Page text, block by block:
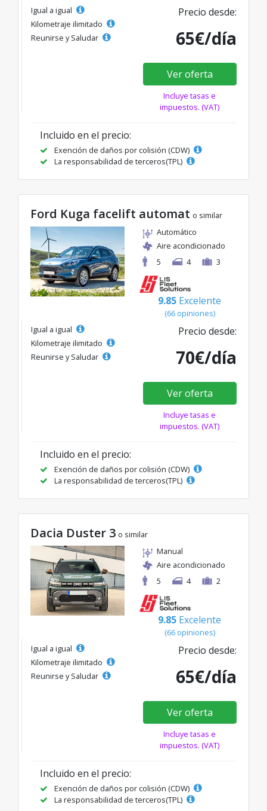
Igual a igual
Kilometraje ilimitado
Reunirse y Saludar
Precio desde:
65€/día
Ver oferta
Incluye tasas e
impuestos. (VAT)
Incluido en el precio:
Exención de daños por colisión (CDW)
La responsabilidad de terceros(TPL)
Ford Kuga facelift automat o similar
Automático
Aire acondicionado
5
4 3
9.85 Excelente
(66 opiniones)
Igual a igual
Kilometraje ilimitado
Reunirse y Saludar
Precio desde:
70€/día
Ver oferta
Incluye tasas e
impuestos. (VAT)
Incluido en el precio:
Exención de daños por colisión (CDW)
La responsabilidad de terceros(TPL)
Dacia Duster 3 o similar
Manual
Aire acondicionado
5
4 2
9.85 Excelente
(66 opiniones)
Igual a igual
Kilometraje ilimitado
Reunirse y Saludar
Precio desde:
65€/día
Ver oferta
Incluye tasas e
impuestos. (VAT)
Incluido en el precio:
Exención de daños por colisión (CDW)
La responsabilidad de terceros(TPL)